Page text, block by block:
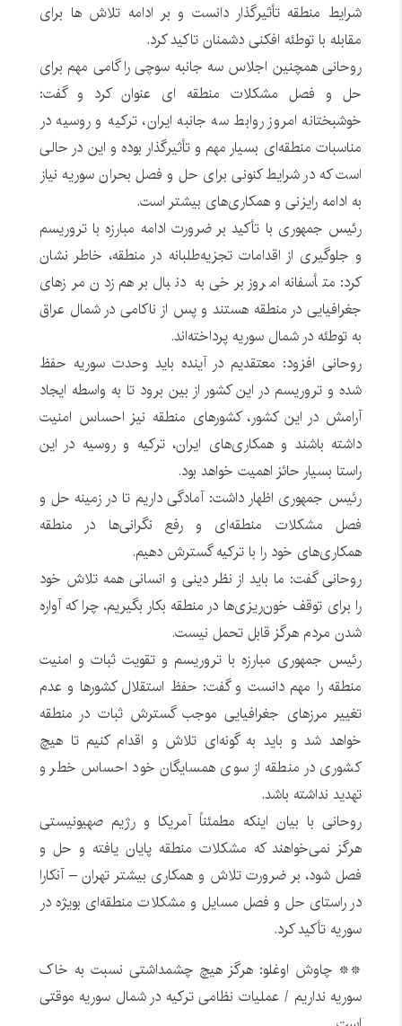
شرایط منطقه تأثیرگذار دانست و بر ادامه تلاش ها برای
مقابله با توطئه افکنی دشمنان تاکید کرد.
روحانی همچنین اجلاس سه جانبه سوچی را گامی مهم برای
حل و فصل مشکلات منطقه ای عنوان کرد و گفت:
خوشبختانه امروز روابط سه جانبه ایران، ترکیه و روسیه در
مناسبات منطقه‌ای بسیار مهم و تأثیرگذار بوده و این در حالی
است که در شرایط کنونی برای حل و فصل بحران سوریه نیاز
به ادامه رایزنی و همکاری‌های بیشتر است.
رئیس جمهوری با تأکید بر ضرورت ادامه مبارزه با تروریسم
و جلوگیری از اقدامات تجزیه‌طلبانه در منطقه، خاطر نشان
کرد: متأسفانه امروز برخی به دنبال برهم زدن مرزهای
جغرافیایی در منطقه هستند و پس از ناکامی در شمال عراق
به توطئه‌ در شمال سوریه پرداخته‌اند.
روحانی افزود: معتقدیم در آینده باید وحدت سوریه حفظ
شده و تروریسم در این کشور از بین برود تا به واسطه ایجاد
آرامش در این کشور، کشورهای منطقه نیز احساس امنیت
داشته باشند و همکاری‌های ایران، ترکیه و روسیه در این
راستا بسیار حائز اهمیت خواهد بود.
رئیس جمهوری اظهار داشت: آمادگی داریم تا در زمینه حل و
فصل مشکلات منطقه‌ای و رفع نگرانی‌ها در منطقه
همکاری‌های خود را با ترکیه گسترش دهیم.
روحانی گفت:‌ ما باید از نظر دینی و انسانی همه تلاش خود
را برای توقف خون‌ریزی‌ها در منطقه بکار بگیریم، چرا که آواره
شدن مردم هرگز قابل تحمل نیست.
رئیس جمهوری مبارزه با تروریسم و تقویت ثبات و امنیت
منطقه را مهم دانست و گفت: حفظ استقلال کشورها و عدم
تغییر مرزهای جغرافیایی موجب گسترش ثبات در منطقه
خواهد شد و باید به گونه‌ای تلاش و اقدام کنیم تا هیچ
کشوری در منطقه از سوی همسایگان خود احساس خطر و
تهدید نداشته باشد.
روحانی با بیان اینکه مطمئناً آمریکا و رژیم صهیونیستی
هرگز نمی‌خواهند که مشکلات منطقه پایان یافته و حل و
فصل شود، بر ضرورت تلاش و همکاری بیشتر تهران – آنکارا
در راستای حل و فصل مسایل و مشکلات منطقه‌ای بویژه در
سوریه تأکید کرد.
** چاوش اوغلو: هرگز هیچ چشمداشتی نسبت به خاک
سوریه نداریم / عملیات نظامی ترکیه در شمال سوریه موقتی